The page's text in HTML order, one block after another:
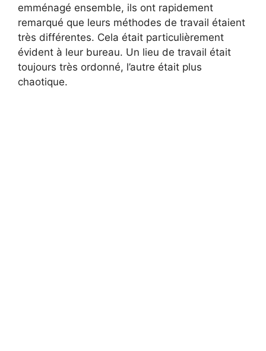
emménagé ensemble, ils ont rapidement
remarqué que leurs méthodes de travail étaient
très différentes. Cela était particulièrement
évident à leur bureau. Un lieu de travail était
toujours très ordonné, l’autre était plus
chaotique.